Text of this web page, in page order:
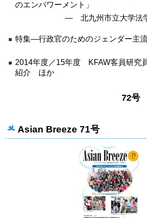
のエンパワーメント」
― 北九州市立大学法
特集―行政官のためのジェンダー主
2014年度／15年度 KFAW客員研究
紹介 ほか
72号
Asian Breeze 71号